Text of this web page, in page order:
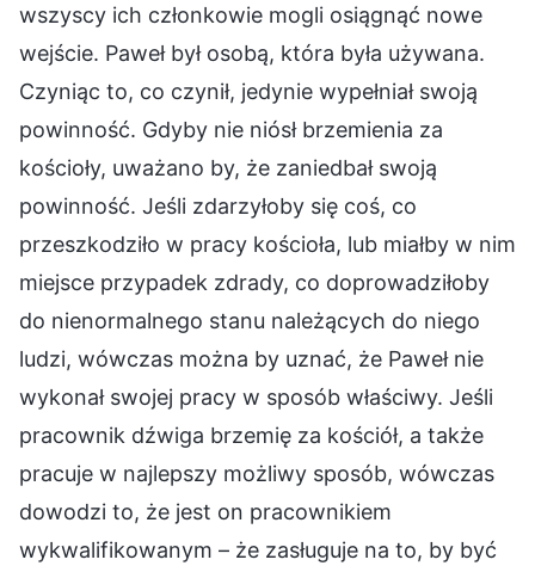
wszyscy ich członkowie mogli osiągnąć nowe
wejście. Paweł był osobą, która była używana.
Czyniąc to, co czynił, jedynie wypełniał swoją
powinność. Gdyby nie niósł brzemienia za
kościoły, uważano by, że zaniedbał swoją
powinność. Jeśli zdarzyłoby się coś, co
przeszkodziło w pracy kościoła, lub miałby w nim
miejsce przypadek zdrady, co doprowadziłoby
do nienormalnego stanu należących do niego
ludzi, wówczas można by uznać, że Paweł nie
wykonał swojej pracy w sposób właściwy. Jeśli
pracownik dźwiga brzemię za kościół, a także
pracuje w najlepszy możliwy sposób, wówczas
dowodzi to, że jest on pracownikiem
wykwalifikowanym – że zasługuje na to, by być